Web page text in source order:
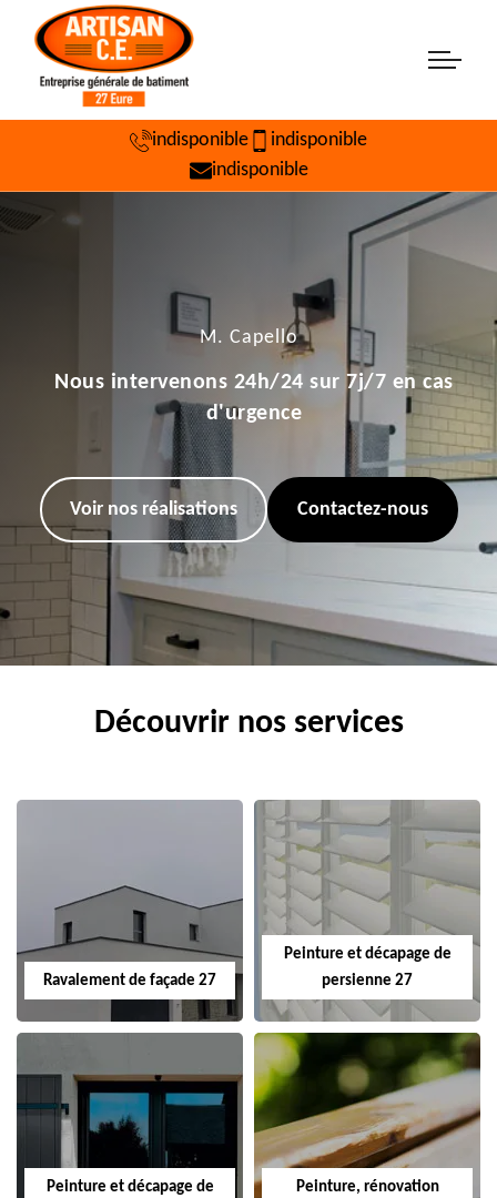
indisponible
indisponible
indisponible
M. Capello
Nous intervenons 24h/24 sur 7j/7 en cas
d'urgence
Voir nos réalisations Contactez-nous
Découvrir nos services
Ravalement de façade 27
Peinture et décapage de
persienne 27
Peinture et décapage de
Peinture, rénovation